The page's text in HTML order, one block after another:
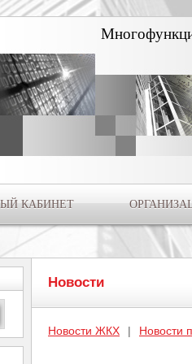
КАБИНЕТ
Новости
Новости ЖКХ | Новости